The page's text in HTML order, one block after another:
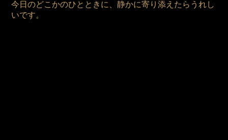
今日のどこかのひとときに、静かに寄り添えたらうれし
いです。